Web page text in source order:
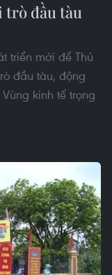
trò đầu tàu
triển mới để Thủ
đầu tàu, động
kinh tế trọng